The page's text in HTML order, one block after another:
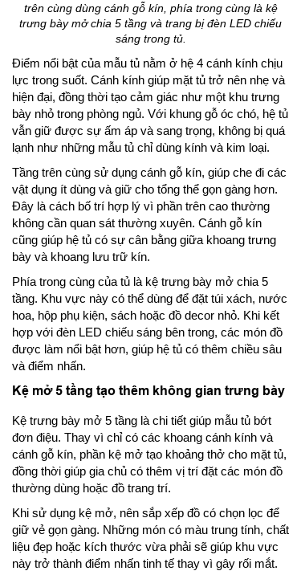
trên cùng dùng cánh gỗ kín, phía trong cùng là kệ
trưng bày mở chia 5 tầng và trang bị đèn LED chiếu
sáng trong tủ.
Điểm nổi bật của mẫu tủ nằm ở hệ 4 cánh kính chịu
lực trong suốt. Cánh kính giúp mặt tủ trở nên nhẹ và
hiện đại, đồng thời tạo cảm giác như một khu trưng
bày nhỏ trong phòng ngủ. Với khung gỗ óc chó, hệ tủ
vẫn giữ được sự ấm áp và sang trọng, không bị quá
lạnh như những mẫu tủ chỉ dùng kính và kim loại.
Tầng trên cùng sử dụng cánh gỗ kín, giúp che đi các
vật dụng ít dùng và giữ cho tổng thể gọn gàng hơn.
Đây là cách bố trí hợp lý vì phần trên cao thường
không cần quan sát thường xuyên. Cánh gỗ kín
cũng giúp hệ tủ có sự cân bằng giữa khoang trưng
bày và khoang lưu trữ kín.
Phía trong cùng của tủ là kệ trưng bày mở chia 5
tầng. Khu vực này có thể dùng để đặt túi xách, nước
hoa, hộp phụ kiện, sách hoặc đồ decor nhỏ. Khi kết
hợp với đèn LED chiếu sáng bên trong, các món đồ
được làm nổi bật hơn, giúp hệ tủ có thêm chiều sâu
và điểm nhấn.
Kệ mở 5 tầng tạo thêm không gian trưng bày
Kệ trưng bày mở 5 tầng là chi tiết giúp mẫu tủ bớt
đơn điệu. Thay vì chỉ có các khoang cánh kính và
cánh gỗ kín, phần kệ mở tạo khoảng thở cho mặt tủ,
đồng thời giúp gia chủ có thêm vị trí đặt các món đồ
thường dùng hoặc đồ trang trí.
Khi sử dụng kệ mở, nên sắp xếp đồ có chọn lọc để
giữ vẻ gọn gàng. Những món có màu trung tính, chất
liệu đẹp hoặc kích thước vừa phải sẽ giúp khu vực
này trở thành điểm nhấn tinh tế thay vì gây rối mắt.